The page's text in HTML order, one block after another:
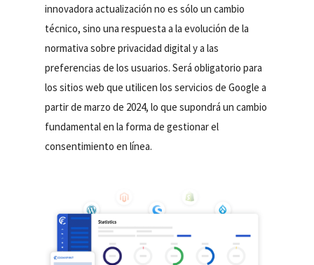
innovadora actualización no es sólo un cambio
técnico, sino una respuesta a la evolución de la
normativa sobre privacidad digital y a las
preferencias de los usuarios. Será obligatorio para
los sitios web que utilicen los servicios de Google a
partir de marzo de 2024, lo que supondrá un cambio
fundamental en la forma de gestionar el
consentimiento en línea.